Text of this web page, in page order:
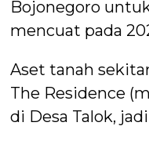
Bojonegoro
mencuat pada
Aset tanah
The Residence
di Desa Talok,